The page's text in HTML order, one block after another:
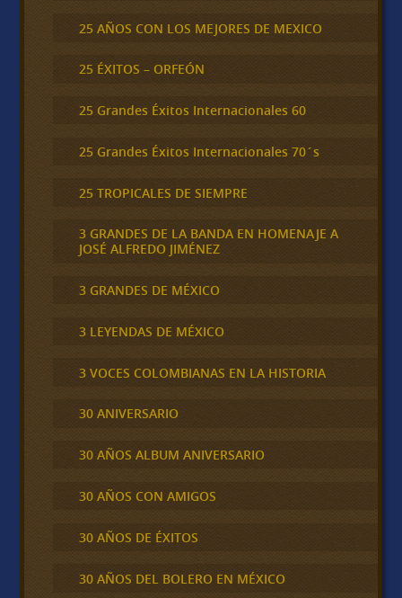
25 AÑOS CON LOS MEJORES DE MEXICO
25 ÉXITOS – ORFEÓN
25 Grandes Éxitos Internacionales 60
25 Grandes Éxitos Internacionales 70´s
25 TROPICALES DE SIEMPRE
3 GRANDES DE LA BANDA EN HOMENAJE A
JOSÉ ALFREDO JIMÉNEZ
3 GRANDES DE MÉXICO
3 LEYENDAS DE MÉXICO
3 VOCES COLOMBIANAS EN LA HISTORIA
30 ANIVERSARIO
30 AÑOS ALBUM ANIVERSARIO
30 AÑOS CON AMIGOS
30 AÑOS DE ÉXITOS
30 AÑOS DEL BOLERO EN MÉXICO